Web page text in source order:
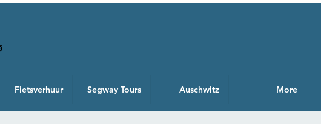
Fietsverhuur Segway Tours Auschwitz More